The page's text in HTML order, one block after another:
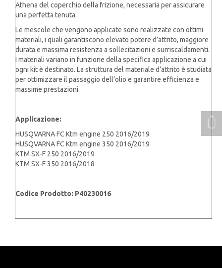
Athena del coperchio della frizione, necessaria per assicurare
una perfetta tenuta.
Le mescole che vengono applicate sono realizzate con ottimi
materiali, i quali garantiscono elevato potere d’attrito, maggiore
durata e massima resistenza a sollecitazioni e surriscaldamenti.
I materiali variano in funzione della specifica applicazione a cui
ogni kit è destinato. La struttura del materiale d’attrito è studiata
per ottimizzare il passaggio dell’olio e garantire efficienza e
massime prestazioni.
Applicazione:
HUSQVARNA FC Ktm engine 250 2016/2019
HUSQVARNA FC Ktm engine 350 2016/2019
KTM SX-F 250 2016/2019
KTM SX-F 350 2016/2018
Codice Prodotto: P40230016